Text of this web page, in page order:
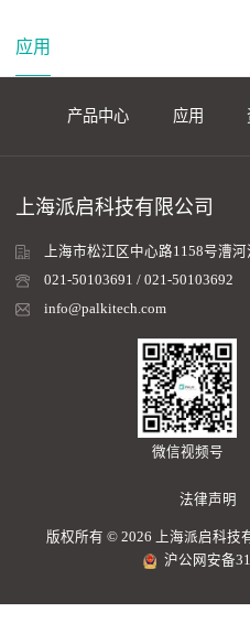
应用
产品中心 应用
上海派启科技有限公司
上海市松江区中心路1158号漕
021-50103691 / 021-50103692
info@palkitech.com
微信视频号
法律声明
版权所有 © 2026 上海派启科技
沪公网安备